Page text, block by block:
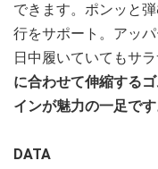
できます。ポンッと
行をサポート。アッ
日中履いていてもサ
に合わせて伸縮する
インが魅力の一足です
DATA